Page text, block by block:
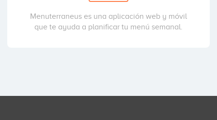
Menuterraneus es una aplicación web y móvil
que te ayuda a planificar tu menú semanal.